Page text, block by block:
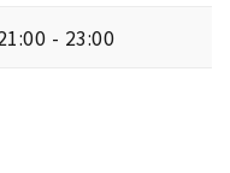
- 23:00